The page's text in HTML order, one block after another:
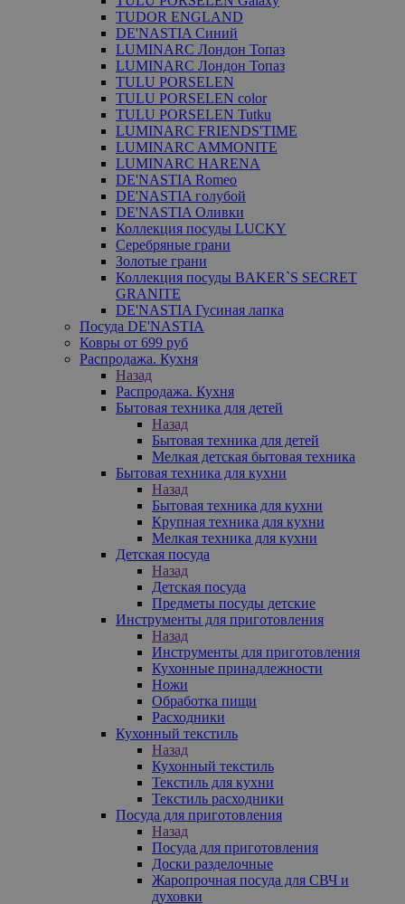
TUDOR ENGLAND
DE'NASTIA Синий
LUMINARC Лондон Топаз
LUMINARC Лондон Топаз
TULU PORSELEN
TULU PORSELEN color
TULU PORSELEN Tutku
LUMINARC FRIENDS'TIME
LUMINARC AMMONITE
LUMINARC HARENA
DE'NASTIA Romeo
DE'NASTIA голубой
DE'NASTIA Оливки
Коллекция посуды LUCKY
Серебряные грани
Золотые грани
Коллекция посуды BAKER`S SECRET
GRANITE
DE'NASTIA Гусиная лапка
Посуда DE'NASTIA
Ковры от 699 руб
Распродажа. Кухня
Назад
Распродажа. Кухня
Бытовая техника для детей
Назад
Бытовая техника для детей
Мелкая детская бытовая техника
Бытовая техника для кухни
Назад
Бытовая техника для кухни
Крупная техника для кухни
Мелкая техника для кухни
Детская посуда
Назад
Детская посуда
Предметы посуды детские
Инструменты для приготовления
Назад
Инструменты для приготовления
Кухонные принадлежности
Ножи
Обработка пищи
Расходники
Кухонный текстиль
Назад
Кухонный текстиль
Текстиль для кухни
Текстиль расходники
Посуда для приготовления
Назад
Посуда для приготовления
Доски разделочные
Жаропрочная посуда для СВЧ и
духовки